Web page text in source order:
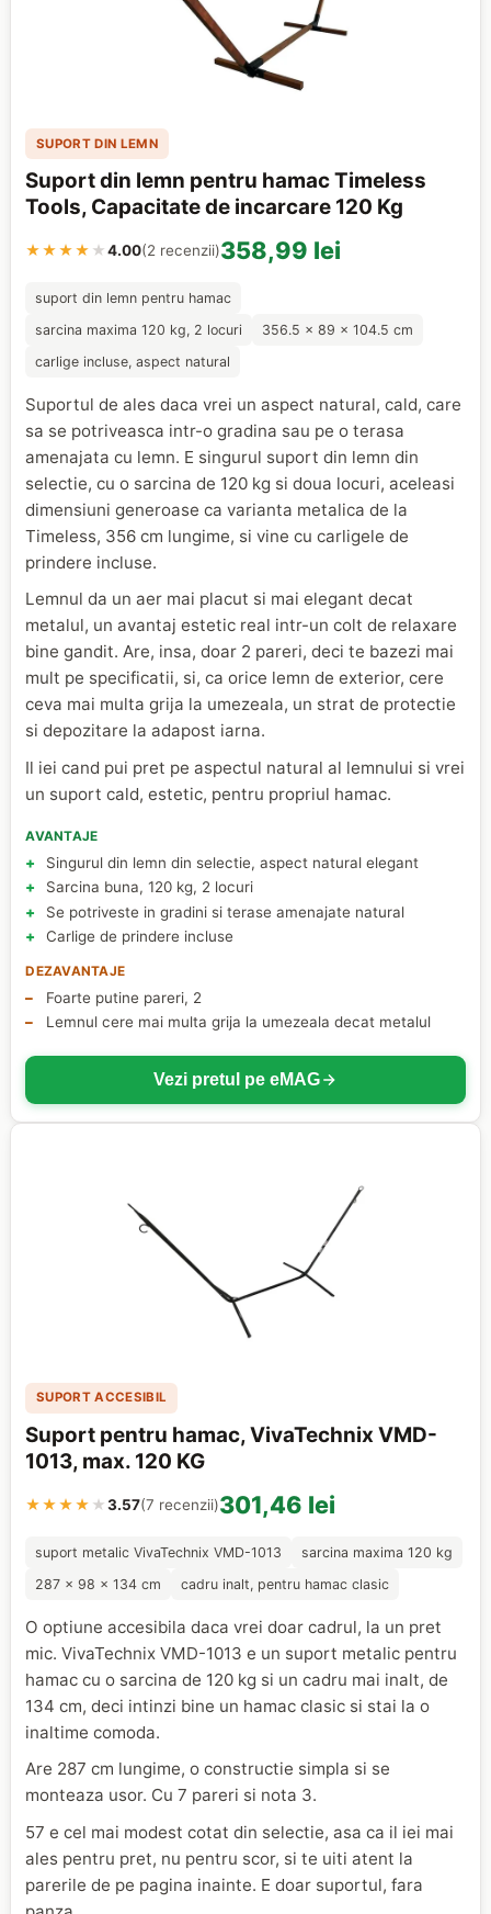
SUPORT DIN LEMN
Suport din lemn pentru hamac Timeless
Tools, Capacitate de incarcare 120 Kg
★★★★ ★4.00(2 recenzii)358,99 lei
suport din lemn pentru hamac
sarcina maxima 120 kg, 2 locuri
356.5 x 89 x 104.5 cm
carlige incluse, aspect natural
Suportul de ales daca vrei un aspect natural, cald, care
sa se potriveasca intr-o gradina sau pe o terasa
amenajata cu lemn. E singurul suport din lemn din
selectie, cu o sarcina de 120 kg si doua locuri, aceleasi
dimensiuni generoase ca varianta metalica de la
Timeless, 356 cm lungime, si vine cu carligele de
prindere incluse.
Lemnul da un aer mai placut si mai elegant decat
metalul, un avantaj estetic real intr-un colt de relaxare
bine gandit. Are, insa, doar 2 pareri, deci te bazezi mai
mult pe specificatii, si, ca orice lemn de exterior, cere
ceva mai multa grija la umezeala, un strat de protectie
si depozitare la adapost iarna.
Il iei cand pui pret pe aspectul natural al lemnului si vrei
un suport cald, estetic, pentru propriul hamac.
AVANTAJE
Singurul din lemn din selectie, aspect natural elegant
Sarcina buna, 120 kg, 2 locuri
Se potriveste in gradini si terase amenajate natural
Carlige de prindere incluse
DEZAVANTAJE
Foarte putine pareri, 2
Lemnul cere mai multa grija la umezeala decat metalul
Vezi pretul pe eMAG
SUPORT ACCESIBIL
Suport pentru hamac, VivaTechnix VMD-
1013, max. 120 KG
★★★★ ★3.57(7 recenzii)301,46 lei
suport metalic VivaTechnix VMD-1013
sarcina maxima 120 kg
287 x 98 x 134 cm
cadru inalt, pentru hamac clasic
O optiune accesibila daca vrei doar cadrul, la un pret
mic. VivaTechnix VMD-1013 e un suport metalic pentru
hamac cu o sarcina de 120 kg si un cadru mai inalt, de
134 cm, deci intinzi bine un hamac clasic si stai la o
inaltime comoda.
Are 287 cm lungime, o constructie simpla si se
monteaza usor. Cu 7 pareri si nota 3.
57 e cel mai modest cotat din selectie, asa ca il iei mai
ales pentru pret, nu pentru scor, si te uiti atent la
parerile de pe pagina inainte. E doar suportul, fara